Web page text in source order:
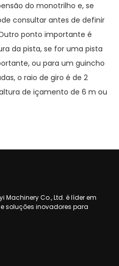
do monotrilho e, se
consultar antes de definir
ponto importante é
da pista, se for uma pista
ou para um guincho
o raio de giro é de 2
de içamento de 6 m ou
Machinery Co., Ltd. é líder em
soluções inovadores para